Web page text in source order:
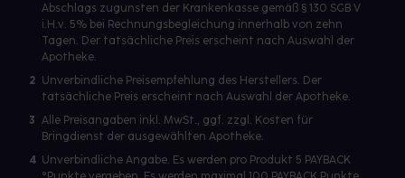
Abschlags zugunsten der Krankenkasse gemäß § 130 SGB V
i.H.v. 5% bei Rechnungsbegleichung innerhalb von zehn
Tagen. Der tatsächliche Preis erscheint nach Auswahl der
Apotheke.
2 Unverbindliche Preisempfehlung des Herstellers. Der
tatsächliche Preis erscheint nach Auswahl der Apotheke.
3 Alle Preisangaben inkl. MwSt., ggf. zzgl. Kosten für
Bringdienst der ausgewählten Apotheke.
4 Unverbindliche Angabe. Es werden pro Produkt 5 PAYBACK